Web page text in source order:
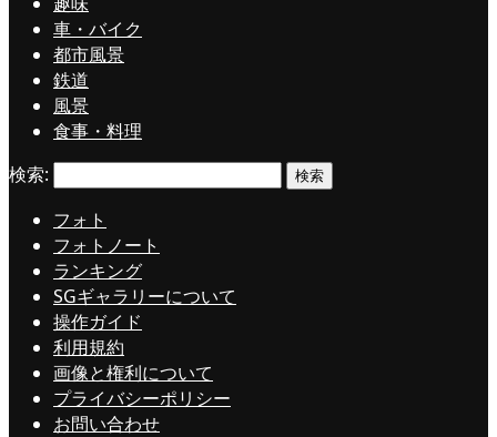
車・バイク
都市風景
鉄道
風景
食事・料理
フォト
フォトノート
ランキング
SGギャラリーについて
操作ガイド
利用規約
画像と権利について
プライバシーポリシー
お問い合わせ
検索: